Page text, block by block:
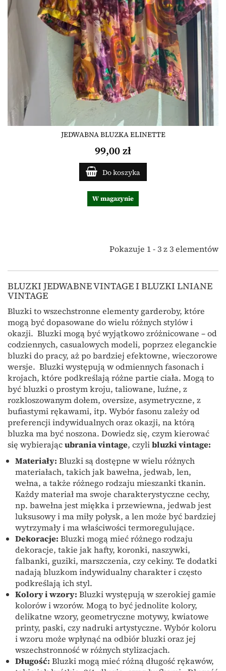
JEDWABNA BLUZKA ELINETTE
99,00 zł
Do koszyka
W magazynie
Pokazuje 1 - 3 z 3 elementów
BLUZKI JEDWABNE VINTAGE I BLUZKI LNIANE
VINTAGE
Bluzki to wszechstronne elementy garderoby, które
mogą być dopasowane do wielu różnych stylów i
okazji. Bluzki mogą być wyjątkowo zróżnicowane – od
codziennych, casualowych modeli, poprzez eleganckie
bluzki do pracy, aż po bardziej efektowne, wieczorowe
wersje. Bluzki występują w odmiennych fasonach i
krojach, które podkreślają różne partie ciała. Mogą to
być bluzki o prostym kroju, taliowane, luźne, z
rozkloszowanym dołem, oversize, asymetryczne, z
bufiastymi rękawami, itp. Wybór fasonu zależy od
preferencji indywidualnych oraz okazji, na którą
bluzka ma być noszona. Dowiedz się, czym kierować
się wybierającubrania vintage, czylibluzki vintage:
Materiały: Bluzki są dostępne w wielu różnych
materiałach, takich jak bawełna, jedwab, len,
wełna, a także różnego rodzaju mieszanki tkanin.
Każdy materiał ma swoje charakterystyczne cechy,
np. bawełna jest miękka i przewiewna, jedwab jest
luksusowy i ma miły połysk, a len może być bardziej
wytrzymały i ma właściwości termoregulujące.
Dekoracje: Bluzki mogą mieć różnego rodzaju
dekoracje, takie jak hafty, koronki, naszywki,
falbanki, guziki, marszczenia, czy cekiny. Te dodatki
nadają bluzkom indywidualny charakter i często
podkreślają ich styl.
Kolory i wzory: Bluzki występują w szerokiej gamie
kolorów i wzorów. Mogą to być jednolite kolory,
delikatne wzory, geometryczne motywy, kwiatowe
printy, paski, czy nadruki artystyczne. Wybór koloru
i wzoru może wpłynąć na odbiór bluzki oraz jej
wszechstronność w różnych stylizacjach.
Długość: Bluzki mogą mieć różną długość rękawów,